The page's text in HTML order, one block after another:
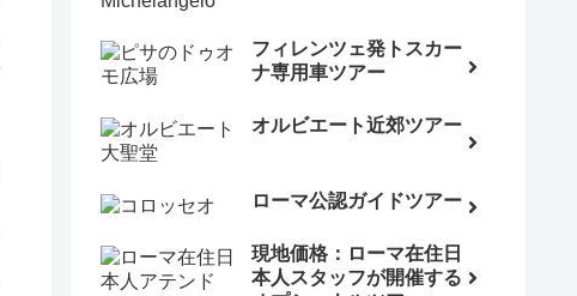
フィレンツェ発トスカー
ナ専用車ツアー
オルビエート近郊ツアー
ローマ公認ガイドツアー
現地価格：ローマ在住日
本人スタッフが開催する